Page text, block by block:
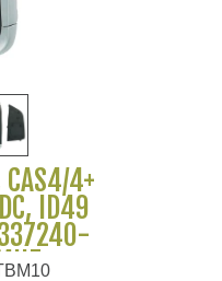
CAS4/4+
ID49